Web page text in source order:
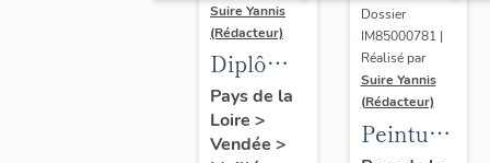
Suire Yannis
(Rédacteur)
Diplômes
de
concours
(3) de
Pays de la
Loire >
Vendée >
Dossier
IM85000781 |
Réalisé par
Suire Yannis
(Rédacteur)
Peinture